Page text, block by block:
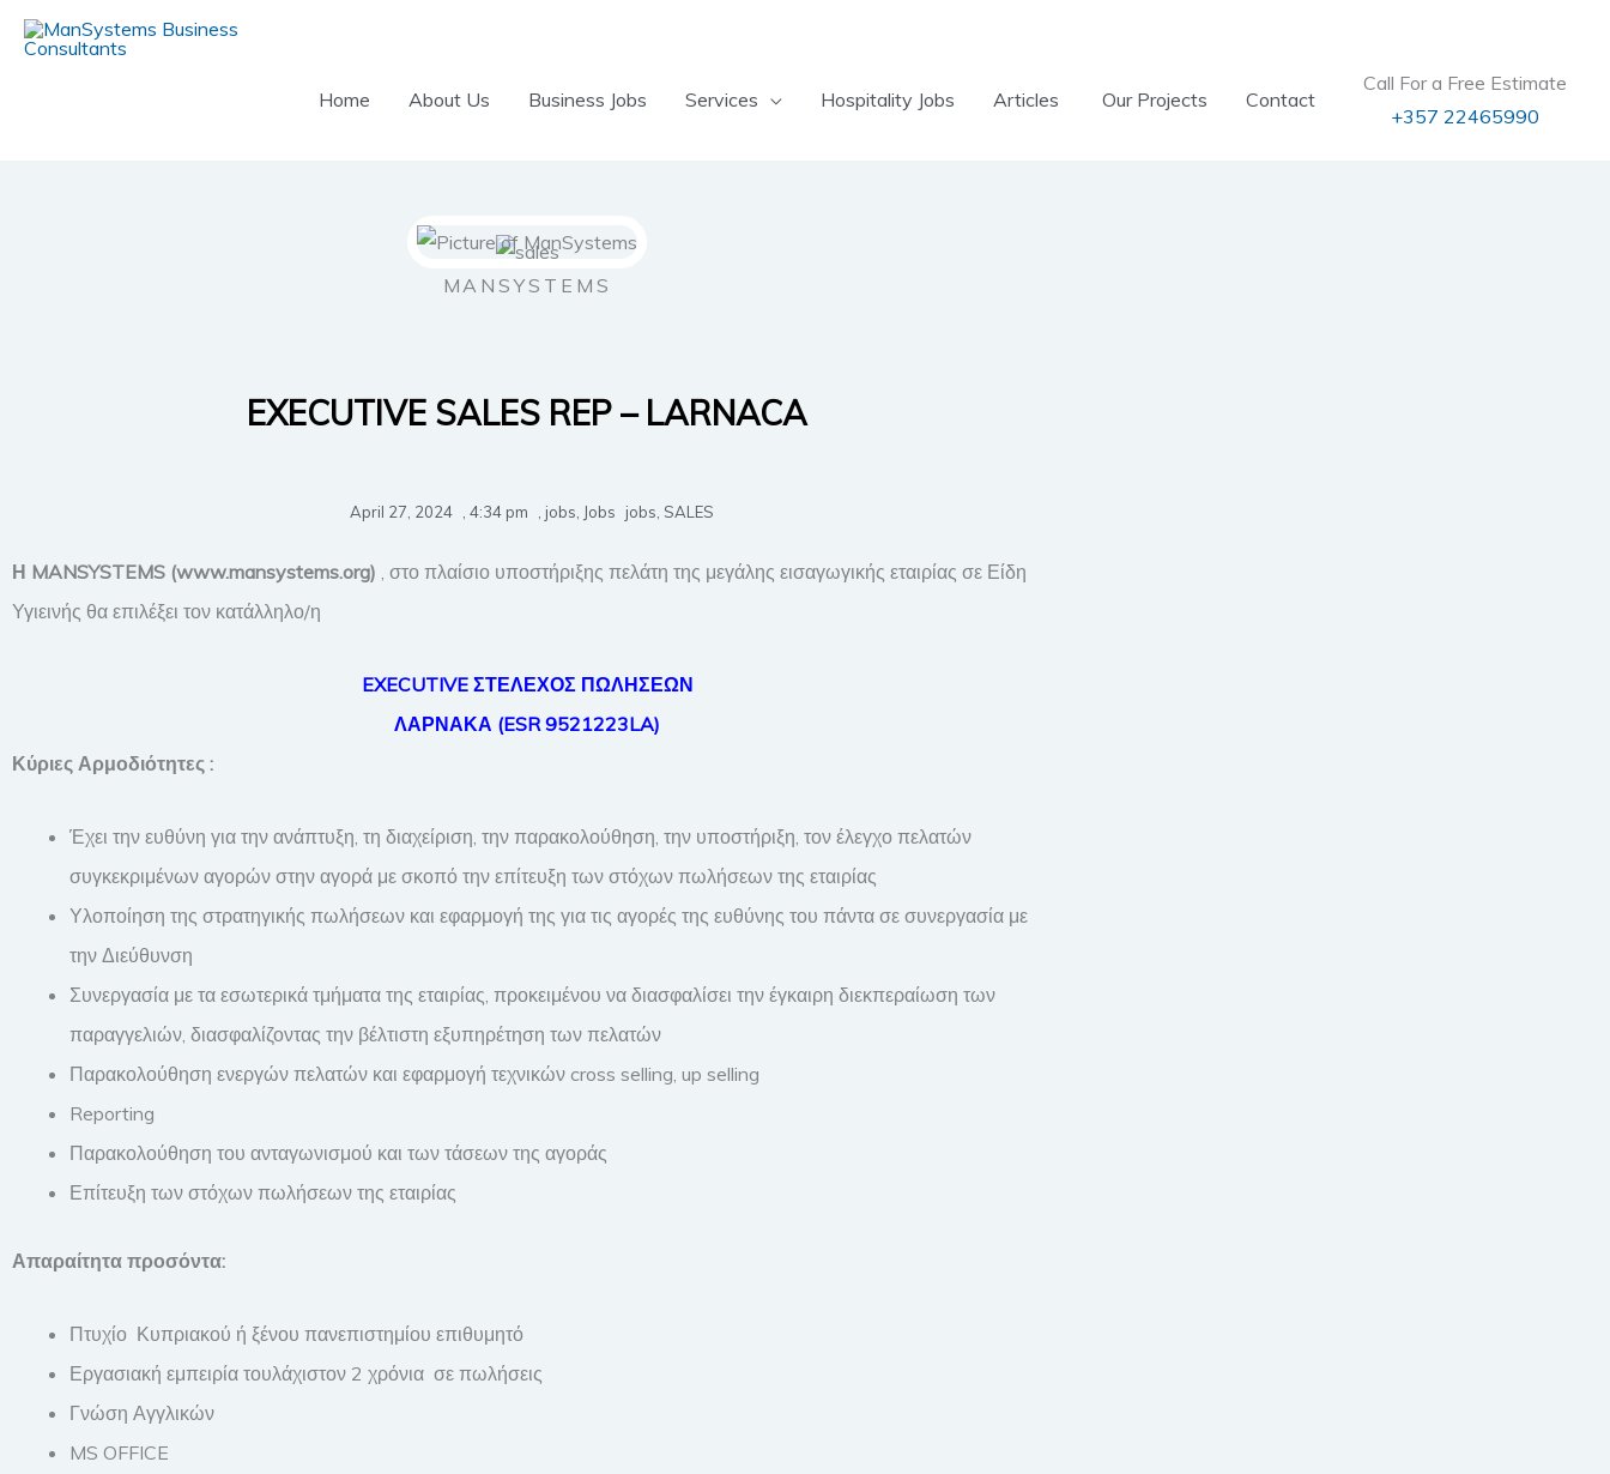
Skip
Home About Us Business Jobs Services Hospitality Jobs Articles Our Projects Contact
Call For a Free Estimate
+357 22465990
MANSYSTEMS
EXECUTIVE SALES REP – LARNACA
April 27, 2024 4:34 pm jobs Jobs jobs SALES
Η MANSYSTEMS (www.mansystems.org) , στο πλαίσιο υποστήριξης πελάτη της μεγάλης εισαγωγικής εταιρίας σε Είδη
Υγιεινής θα επιλέξει τον κατάλληλο/η
EXECUTIVE ΣΤΕΛΕΧΟΣ ΠΩΛΗΣΕΩΝ
ΛΑΡΝΑΚΑ (ESR 9521223LA)
Κύριες Αρμοδιότητες :
Έχει την ευθύνη για την ανάπτυξη, τη διαχείριση, την παρακολούθηση, την υποστήριξη, τον έλεγχο πελατών
συγκεκριμένων αγορών στην αγορά με σκοπό την επίτευξη των στόχων πωλήσεων της εταιρίας
Υλοποίηση της στρατηγικής πωλήσεων και εφαρμογή της για τις αγορές της ευθύνης του πάντα σε συνεργασία με
την Διεύθυνση
Συνεργασία με τα εσωτερικά τμήματα της εταιρίας, προκειμένου να διασφαλίσει την έγκαιρη διεκπεραίωση των
παραγγελιών, διασφαλίζοντας την βέλτιστη εξυπηρέτηση των πελατών
Παρακολούθηση ενεργών πελατών και εφαρμογή τεχνικών cross selling, up selling
Reporting
Παρακολούθηση του ανταγωνισμού και των τάσεων της αγοράς
Επίτευξη των στόχων πωλήσεων της εταιρίας
Απαραίτητα προσόντα:
Πτυχίο Κυπριακού ή ξένου πανεπιστημίου επιθυμητό
Εργασιακή εμπειρία τουλάχιστον 2 χρόνια σε πωλήσεις
Γνώση Αγγλικών
MS OFFICE